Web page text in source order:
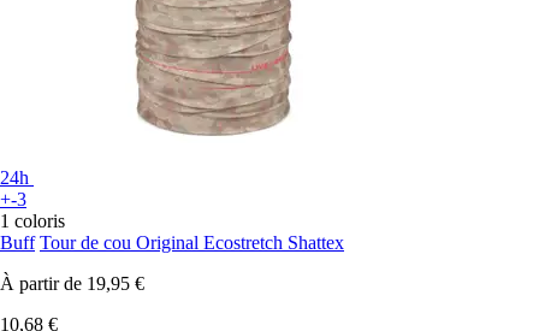
24h
+-3
1 coloris
Buff Tour de cou Original Ecostretch Shattex
À partir de 19,95 €
10,68 €